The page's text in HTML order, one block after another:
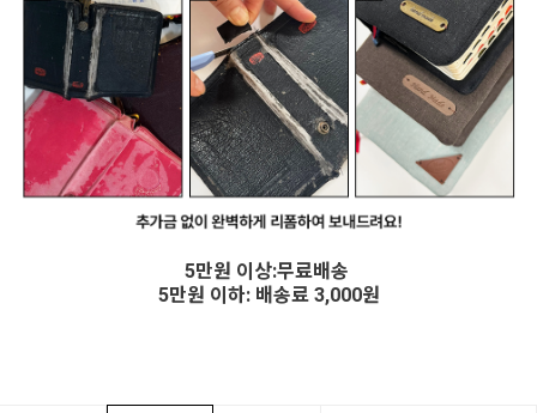
5만원 이상:무료배송
5만원 이하: 배송료 3,000원